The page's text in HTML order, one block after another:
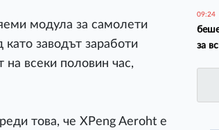
модула за самолети
заводът заработи
всеки половин час,
това, че XPeng Aeroht е
09:24
за